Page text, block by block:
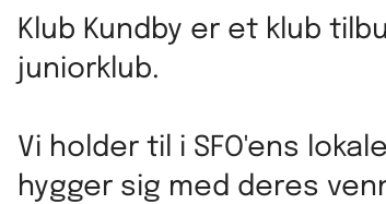
Klub Kundby er et klub
juniorklub.
Vi holder til i SFO'ens
hygger sig med deres